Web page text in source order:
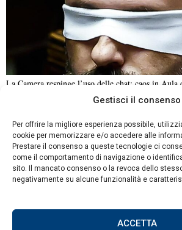
Gestisci il consenso
Per offrire la migliore esperienza possibile,
cookie per memorizzare e/o accedere alle
Prestare il consenso a queste tecnologie ci
come il comportamento di navigazione o
sito. Il mancato consenso o la revoca dello
negativamente su alcune funzionalità e
ACCETTA
La Camera respinge l’uso delle chat: caos in Aula
ANALISI E OPINIONI
SPORT CULTURA
Contatti
Informativa sulla privacy
DA NON PERDERE
regionali russi: deficit in